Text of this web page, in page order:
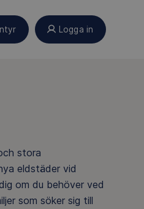
Logga in
stora
eldstäder vid
om du behöver ved
som söker sig till